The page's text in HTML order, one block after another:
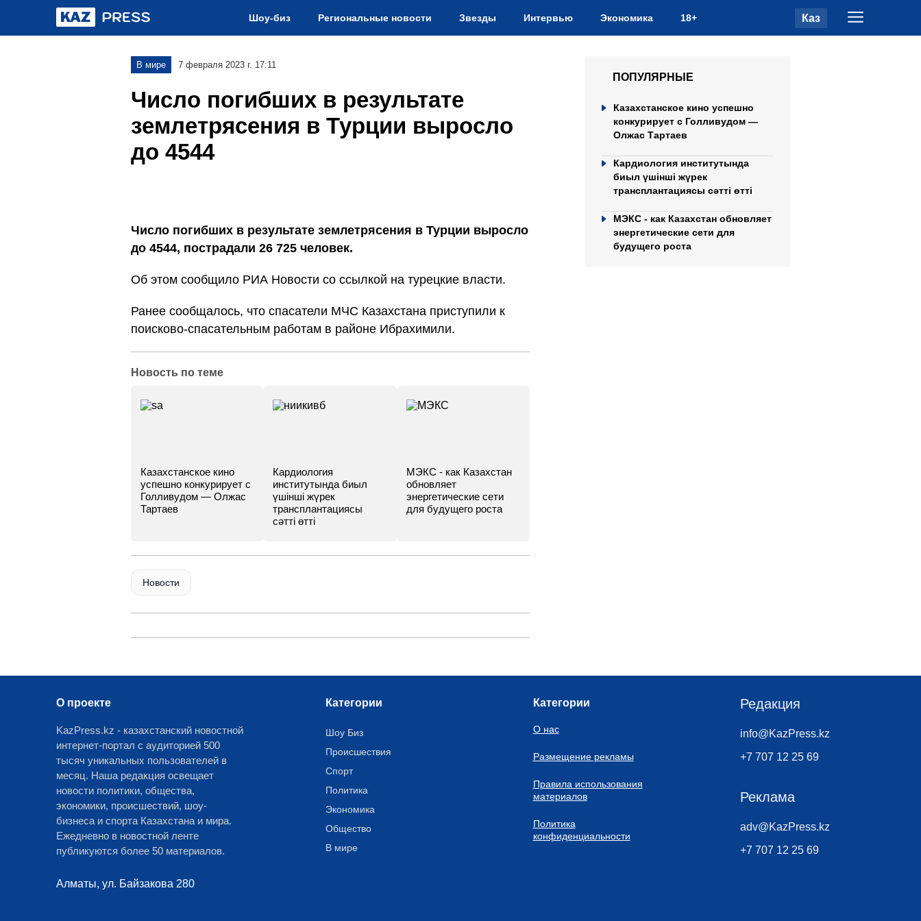
Шоу-биз Региональные новости Звезды Интервью Экономика 18+ Каз
В мире 7 февраля 2023 г. 17:11
Число погибших в результате
землетрясения в Турции выросло
до 4544
Число погибших в результате землетрясения в Турции выросло
до 4544, пострадали 26 725 человек.
Об этом сообщило РИА Новости со ссылкой на турецкие власти.
Ранее сообщалось, что спасатели МЧС Казахстана приступили к
поисково-спасательным работам в районе Ибрахимили.
Новость по теме
Казахстанское кино
успешно конкурирует с
Голливудом — Олжас
Тартаев
Кардиология
институтында биыл
үшінші жүрек
трансплантациясы
сәтті өтті
МЭКС - как Казахстан
обновляет
энергетические сети
для будущего роста
Новости
ПОПУЛЯРНЫЕ
Казахстанское кино успешно
конкурирует с Голливудом —
Олжас Тартаев
Кардиология институтында
биыл үшінші жүрек
трансплантациясы сәтті өтті
МЭКС - как Казахстан обновляет
энергетические сети для
будущего роста
О проекте
KazPress.kz - казахстанский новостной
интернет-портал с аудиторией 500
тысяч уникальных пользователей в
месяц. Наша редакция освещает
новости политики, общества,
экономики, происшествий, шоу-
бизнеса и спорта Казахстана и мира.
Ежедневно в новостной ленте
публикуются более 50 материалов.
Алматы, ул. Байзакова 280
Категории
Шоу Биз
Происшествия
Спорт
Политика
Экономика
Общество
В мире
Категории
О нас
Размещение рекламы
Правила использования
материалов
Политика
конфиденциальности
Редакция
info@KazPress.kz
+7 707 12 25 69
Реклама
adv@KazPress.kz
+7 707 12 25 69